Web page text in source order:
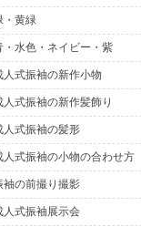
・黄緑
・水色・ネイビー・紫
人式振袖の新作小物
人式振袖の新作髪飾り
人式振袖の髪形
人式振袖の小物の合わせ方
袖の前撮り撮影
人式振袖展示会